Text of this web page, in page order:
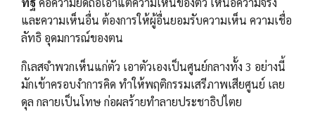
และความเห็นอื่น ต้องการให้ผู้อื่นยอมรับความเห็น ความเชื่อ
ลัทธิ อุดมการณ์ของตน
กิเลสจำพวกเห็นแก่ตัว เอาตัวเองเป็นศูนย์กลางทั้ง 3 อย่างนี้
มักเข้าครอบงำการคิด ทำให้พฤติกรรมเสรีภาพเสียศูนย์ เลย
ดุล กลายเป็นโทษ ก่อผลร้ายทำลายประชาธิปไตย